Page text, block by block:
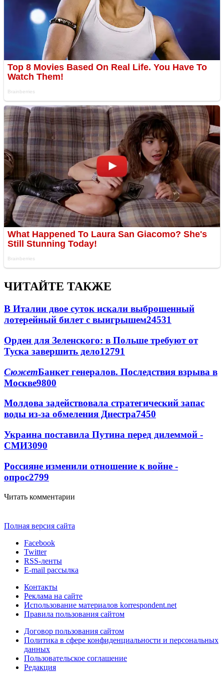
ЧИТАЙТЕ ТАКЖЕ
В Италии двое суток искали выброшенный
лотерейный билет с выигрышем24531
Орден для Зеленского: в Польше требуют от
Туска завершить дело12791
СюжетБанкет генералов. Последствия взрыва в
Москве9800
Молдова задействовала стратегический запас
воды из-за обмеления Днестра7450
Украина поставила Путина перед дилеммой -
СМИ3090
Россияне изменили отношение к войне -
опрос2799
Читать комментарии
Полная версия сайта
Facebook
Twitter
RSS-ленты
E-mail рассылка
Контакты
Реклама на сайте
Использование материалов korrespondent.net
Правила пользования сайтом
Договор пользования сайтом
Политика в сфере конфиденциальности и персональных
данных
Пользовательское соглашение
Редакция